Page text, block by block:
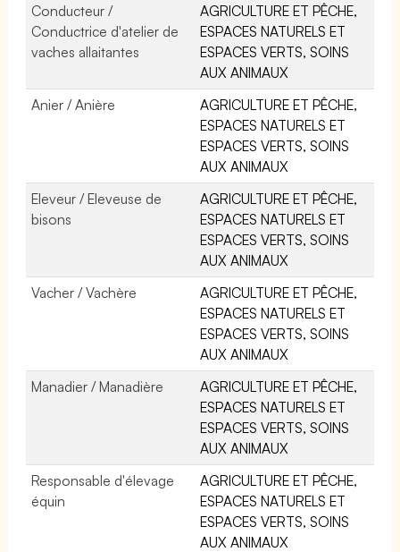
Conducteur /
Conductrice d'atelier de
vaches allaitantes
AGRICULTURE ET PÊCHE,
ESPACES NATURELS ET
ESPACES VERTS, SOINS
AUX ANIMAUX
Anier / Anière
AGRICULTURE ET PÊCHE,
ESPACES NATURELS ET
ESPACES VERTS, SOINS
AUX ANIMAUX
Eleveur / Eleveuse de
bisons
AGRICULTURE ET PÊCHE,
ESPACES NATURELS ET
ESPACES VERTS, SOINS
AUX ANIMAUX
Vacher / Vachère
AGRICULTURE ET PÊCHE,
ESPACES NATURELS ET
ESPACES VERTS, SOINS
AUX ANIMAUX
Manadier / Manadière
AGRICULTURE ET PÊCHE,
ESPACES NATURELS ET
ESPACES VERTS, SOINS
AUX ANIMAUX
Responsable d'élevage
équin
AGRICULTURE ET PÊCHE,
ESPACES NATURELS ET
ESPACES VERTS, SOINS
AUX ANIMAUX